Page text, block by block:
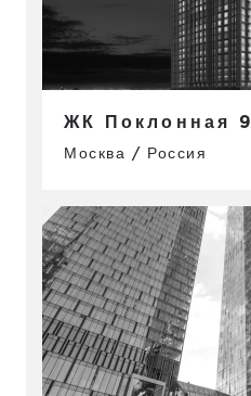
ЖК Поклонная 9
Москва / Россия